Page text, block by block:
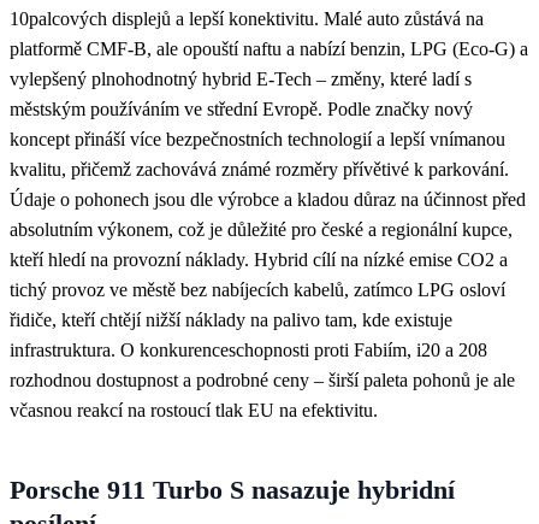
10palcových displejů a lepší konektivitu. Malé auto zůstává na
platformě CMF‑B, ale opouští naftu a nabízí benzin, LPG (Eco‑G) a
vylepšený plnohodnotný hybrid E‑Tech – změny, které ladí s
městským používáním ve střední Evropě. Podle značky nový
koncept přináší více bezpečnostních technologií a lepší vnímanou
kvalitu, přičemž zachovává známé rozměry přívětivé k parkování.
Údaje o pohonech jsou dle výrobce a kladou důraz na účinnost před
absolutním výkonem, což je důležité pro české a regionální kupce,
kteří hledí na provozní náklady. Hybrid cílí na nízké emise CO2 a
tichý provoz ve městě bez nabíjecích kabelů, zatímco LPG osloví
řidiče, kteří chtějí nižší náklady na palivo tam, kde existuje
infrastruktura. O konkurenceschopnosti proti Fabiím, i20 a 208
rozhodnou dostupnost a podrobné ceny – širší paleta pohonů je ale
včasnou reakcí na rostoucí tlak EU na efektivitu.
Porsche 911 Turbo S nasazuje hybridní